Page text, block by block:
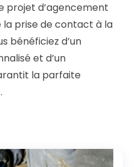
projet d’agencement
la prise de contact à la
bénéficiez d’un
et d’un
la parfaite